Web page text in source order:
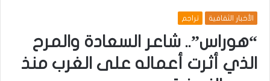
الأخبار الثقافية تراجم
“هوراس”.. شاعر السعادة والمرح
الذي أثرت أعماله على الغرب منذ